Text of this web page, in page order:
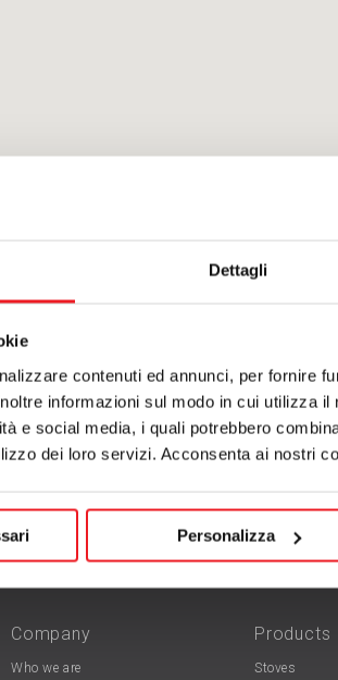
Dettagli
contenuti ed annunci, per fornire
informazioni sul modo in cui utilizza
e social media, i quali potrebbero
dei loro servizi. Acconsenta ai nostri
Personalizza
Company
Who we are
Products
Stoves